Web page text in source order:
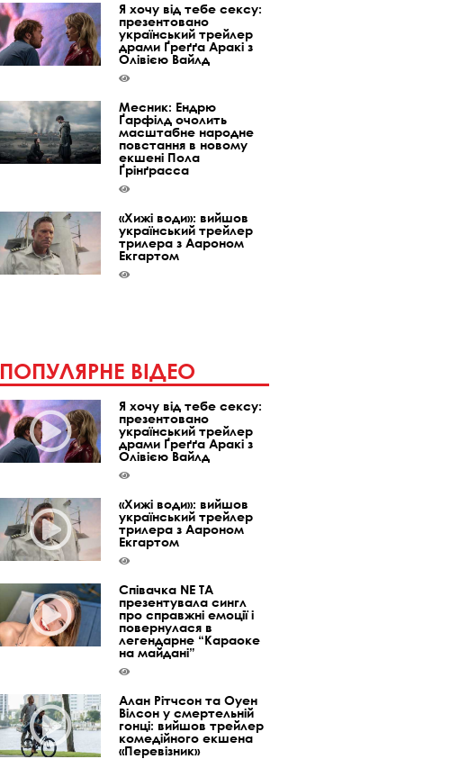
Я хочу від тебе сексу:
презентовано
український трейлер
драми Ґреґґа Аракі з
Олівією Вайлд
Месник: Ендрю
Ґарфілд очолить
масштабне народне
повстання в новому
екшені Пола
Ґрінґрасса
«Хижі води»: вийшов
український трейлер
трилера з Аароном
Екгартом
ПОПУЛЯРНЕ ВІДЕО
Я хочу від тебе сексу:
презентовано
український трейлер
драми Ґреґґа Аракі з
Олівією Вайлд
«Хижі води»: вийшов
український трейлер
трилера з Аароном
Екгартом
Співачка NE TA
презентувала сингл
про справжні емоції і
повернулася в
легендарне “Караоке
на майдані”
Алан Рітчсон та Оуен
Вілсон у смертельній
гонці: вийшов трейлер
комедійного екшена
«Перевізник»